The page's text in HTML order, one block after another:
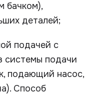
бачком),
деталей;
подачей с
системы подачи
подающий насос,
Способ